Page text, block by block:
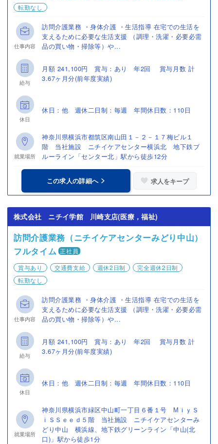
転勤なし
仕事内容
訪問介護業務 ・身体介護 ・生活指導 在宅での生活を
支えるために必要な生活支援 （調理・洗濯・必要必需
品の買い物・掃除等）や...
給与
月額 241,100円 賞与：あり 年2回 賞与月数 計
3.67ヶ月分(前年度実績)
休日
休日：他 週休二日制：毎週 年間休日数：110日
就業場所
神奈川県横浜市都筑区南山田１－２－１７梅ビル１
階 当社施設 ニチイケアセンター横浜北 地下鉄ブ
ルーライン「センター北」駅から徒歩12分
この求人の詳細へ 求人をキープ
株式会社 ニチイ学館 川崎支店(医療，福祉)
訪問介護業務（ニチイケアセンターみどり中山）
フルタイム 正社員
賞与あり
交通費支給 週休2日制
完全週休2日制
転勤なし
仕事内容
訪問介護業務 ・身体介護 ・生活指導 在宅での生活を
支えるために必要な生活支援 （調理・洗濯・必要必需
品の買い物・掃除等）や...
給与
月額 241,100円 賞与：あり 年2回 賞与月数 計
3.67ヶ月分(前年度実績)
休日
休日：他 週休二日制：毎週 年間休日数：110日
就業場所
神奈川県横浜市緑区中山町一丁目６番１号 МｉｙＳ
ｉＳＳｅｅｄ５階 当社施設 ニチイケアセンターみ
どり中山 横浜線、地下鉄グリーンライン「中山(北
口)」駅から徒歩1分